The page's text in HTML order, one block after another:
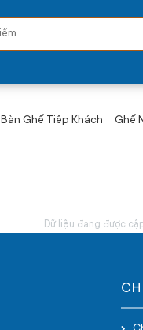
Bàn Ghế Tiêp Khách Ghế
Dữ liệu đang được